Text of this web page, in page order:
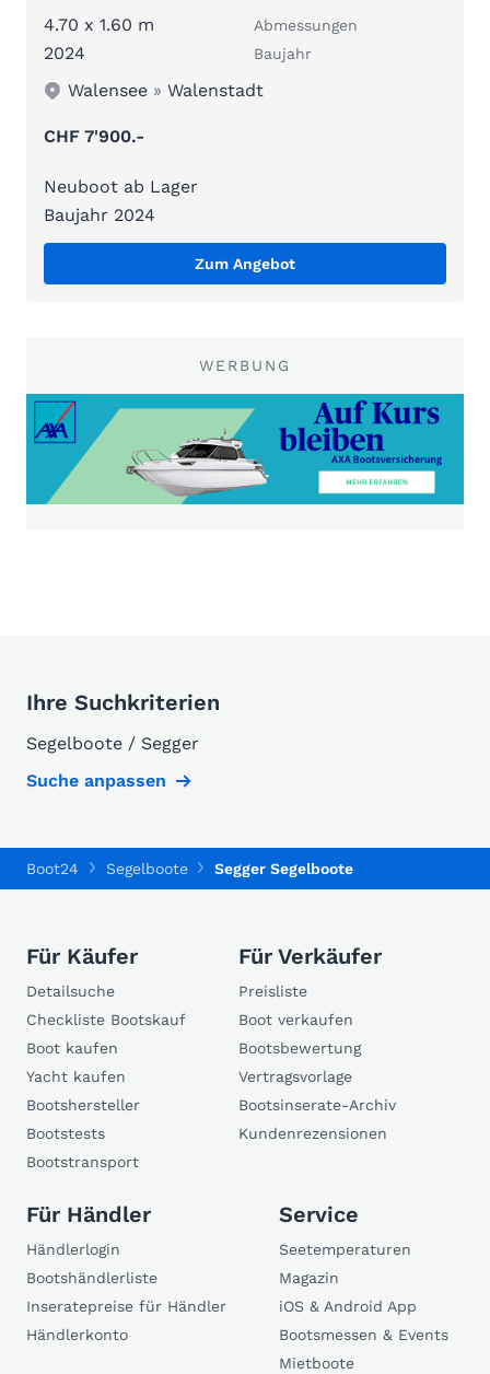
4.70 x 1.60 m
Abmessungen
2024 Baujahr
Walensee »Walenstadt
CHF 7'900.-
Neuboot ab Lager
Baujahr 2024
Zum Angebot
WERBUNG
Ihre Suchkriterien
Segelboote / Segger
Suche anpassen
Boot24 Segelboote Segger Segelboote
Für Käufer
Detailsuche
Checkliste Bootskauf
Boot kaufen
Yacht kaufen
Bootshersteller
Bootstests
Bootstransport
Für Verkäufer
Preisliste
Boot verkaufen
Bootsbewertung
Vertragsvorlage
Bootsinserate-Archiv
Kundenrezensionen
Für Händler
Händlerlogin
Bootshändlerliste
Inseratepreise für Händler
Händlerkonto
Service
Seetemperaturen
Magazin
iOS & Android App
Bootsmessen & Events
Mietboote